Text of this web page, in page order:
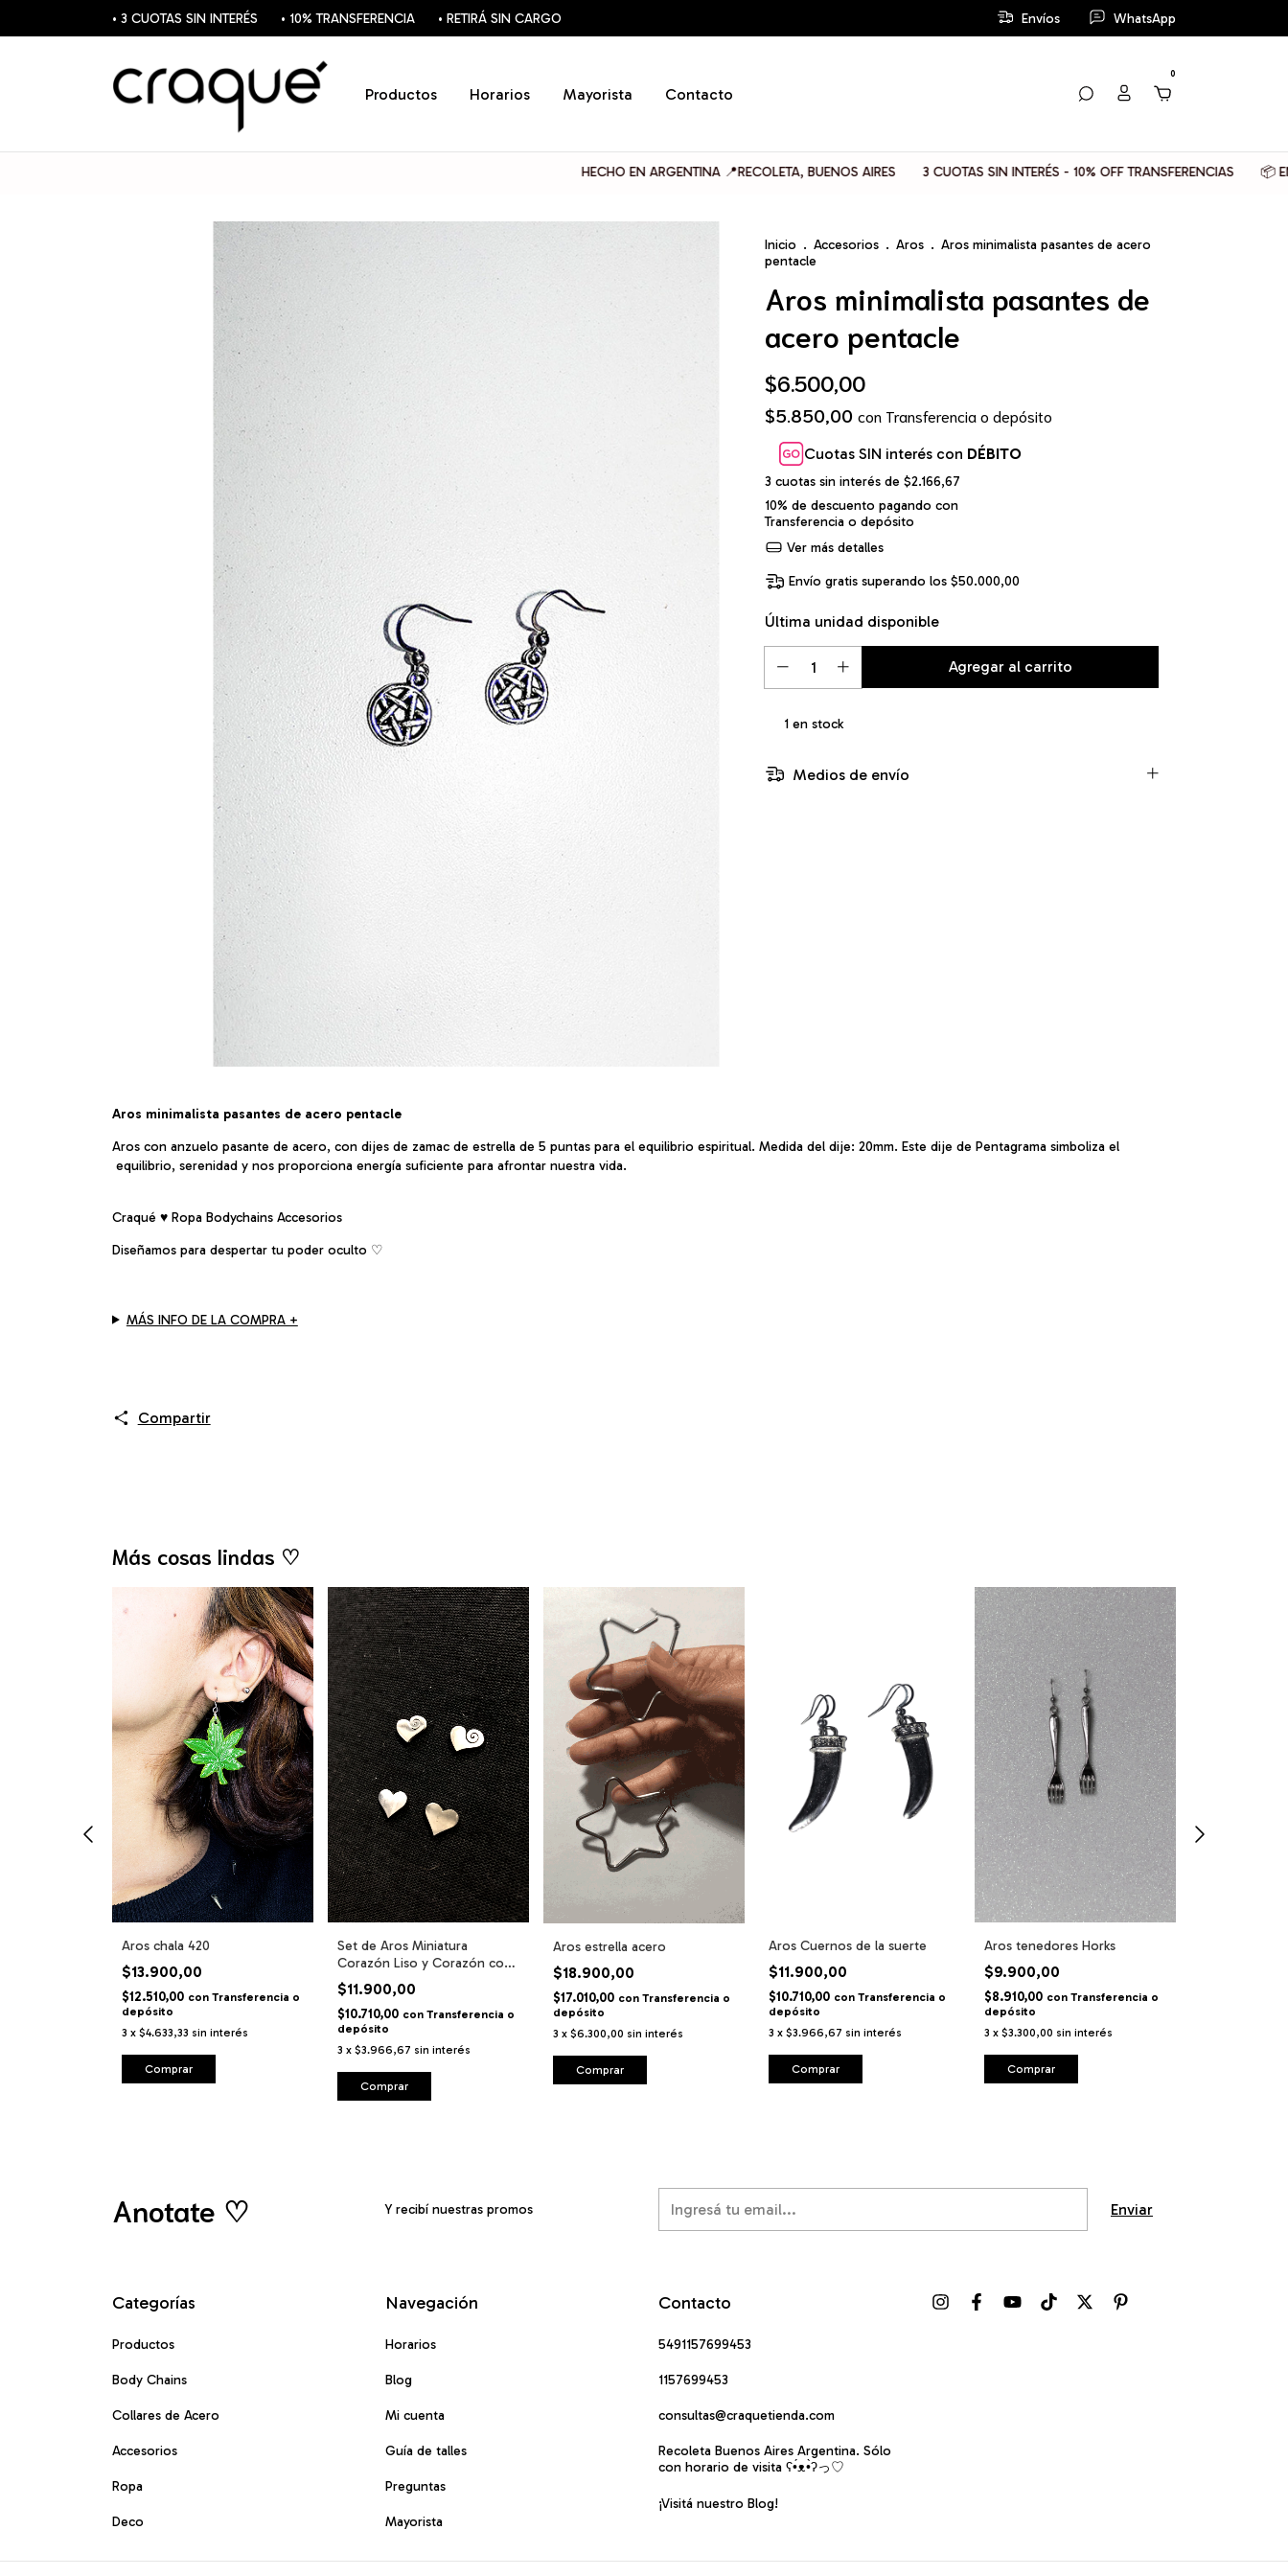
• 3 CUOTAS SIN INTERÉS • 10% TRANSFERENCIA • RETIRÁ SIN CARGO Envíos WhatsApp
Productos Horarios Mayorista Contacto
0
HECHO EN ARGENTINA 📍RECOLETA, BUENOS AIRES 3 CUOTAS SIN INTERÉS - 10% OFF TRANSFERENCIAS 📦 ENVIOS
Inicio . Accesorios . Aros . Aros minimalista pasantes de acero
pentacle
Aros minimalista pasantes de
acero pentacle
$6.500,00
$5.850,00 con Transferencia o depósito
Cuotas SIN interés con DÉBITO
3 cuotas sin interés de $2.166,67
10% de descuento pagando con
Transferencia o depósito
Ver más detalles
Envío gratis superando los$50.000,00
Última unidad disponible
1en stock
Medios de envío
Aros minimalista pasantes de acero pentacle
Aros con anzuelo pasante de acero, con dijes de zamac de estrella de 5 puntas para el equilibrio espiritual. Medida del dije: 20mm. Este dije de Pentagrama simboliza el
equilibrio, serenidad y nos proporciona energía suficiente para afrontar nuestra vida.
Craqué ♥ Ropa Bodychains Accesorios
Diseñamos para despertar tu poder oculto ♡︎
MÁS INFO DE LA COMPRA +
Compartir
Más cosas lindas ♡
Aros chala 420
$13.900,00
$12.510,00 con Transferencia o
depósito
3 x $4.633,33 sin interés
Comprar
Set de Aros Miniatura
Corazón Liso y Corazón con
Espiral
$11.900,00
$10.710,00 con Transferencia o
depósito
3 x $3.966,67 sin interés
Aros estrella acero
$18.900,00
$17.010,00 con Transferencia o
depósito
3 x $6.300,00 sin interés
Aros Cuernos de la suerte
$11.900,00
$10.710,00 con Transferencia o
depósito
3 x $3.966,67 sin interés
Aros tenedores Horks
$9.900,00
$8.910,00 con Transferencia o
depósito
3 x $3.300,00 sin interés
Anotate ♡ Y recibí nuestras promos
Categorías
Productos
Body Chains
Collares de Acero
Accesorios
Ropa
Deco
Navegación
Horarios
Blog
Mi cuenta
Guía de talles
Preguntas
Mayorista
Contacto
5491157699453
1157699453
consultas@craquetienda.com
Recoleta Buenos Aires Argentina. Sólo
con horario de visita ʕ•́ᴥ•̀ʔっ♡
¡Visitá nuestro Blog!